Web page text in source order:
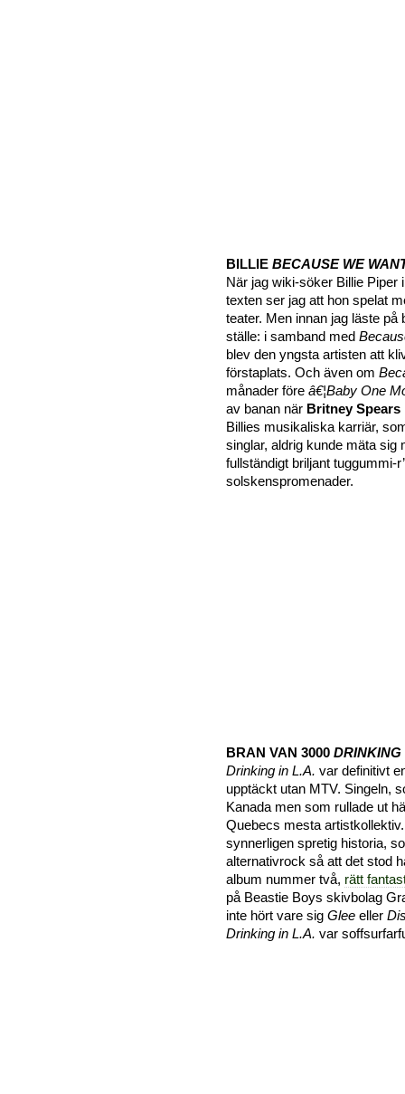
BILLIE BECAUSE WE
När jag wiki-söker Billie
texten ser jag att hon spelat
teater. Men innan jag läste
ställe: i samband med
blev den yngsta artisten att
förstaplats. Och även om
månader före â€¦Baby One
av banan när Britney Spears
Billies musikaliska karriär,
singlar, aldrig kunde mäta sig
fullständigt briljant tuggummi-
solskenspromenader.
BRAN VAN 3000 DRINKING
Drinking in L.A. var definitivt
upptäckt utan MTV. Singeln,
Kanada men som rullade ut
Quebecs mesta
synnerligen spretig historia,
alternativrock så att det stod
album nummer två, rätt
på Beastie Boys skivbolag
inte hört vare sig Glee eller
Drinking in L.A. var